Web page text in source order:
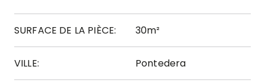
SURFACE DE LA PIÈCE: 30m²
VILLE: Pontedera